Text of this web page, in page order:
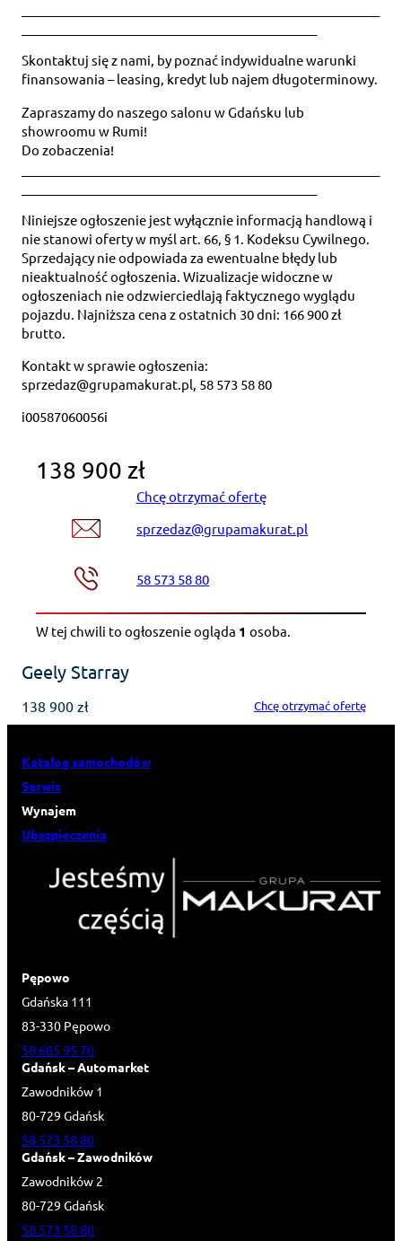
Skontaktuj się z nami, by poznać indywidualne warunki
finansowania – leasing, kredyt lub najem długoterminowy.
Zapraszamy do naszego salonu w Gdańsku lub
showroomu w Rumi!
Do zobaczenia!
Niniejsze ogłoszenie jest wyłącznie informacją handlową i
nie stanowi oferty w myśl art. 66, § 1. Kodeksu Cywilnego.
Sprzedający nie odpowiada za ewentualne błędy lub
nieaktualność ogłoszenia. Wizualizacje widoczne w
ogłoszeniach nie odzwierciedlają faktycznego wyglądu
pojazdu. Najniższa cena z ostatnich 30 dni: 166 900 zł
brutto.
Kontakt w sprawie ogłoszenia:
sprzedaz@grupamakurat.pl, 58 573 58 80
i00587060056i
138 900 zł
Chcę otrzymać ofertę
sprzedaz@grupamakurat.pl
58 573 58 80
W tej chwili to ogłoszenie ogląda 1 osoba.
Geely Starray
138 900 zł Chcę otrzymać ofertę
Katalog samochodów
Serwis
Wynajem
Ubezpieczenia
Pępowo
Gdańska 111
83-330 Pępowo
58 685 95 70
Gdańsk – Automarket
Zawodników 1
80-729 Gdańsk
58 573 58 80
Gdańsk – Zawodników
Zawodników 2
80-729 Gdańsk
58 573 58 80